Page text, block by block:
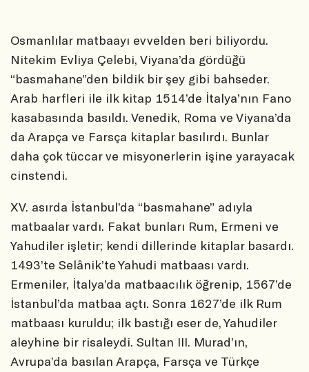
Osmanlılar matbaayı evvelden beri biliyordu.
Nitekim Evliya Çelebi, Viyana’da gördüğü
“basmahane”den bildik bir şey gibi bahseder.
Arab harfleri ile ilk kitap 1514’de İtalya’nın Fano
kasabasında basıldı. Venedik, Roma ve Viyana’da
da Arapça ve Farsça kitaplar basılırdı. Bunlar
daha çok tüccar ve misyonerlerin işine yarayacak
cinstendi.
XV. asırda İstanbul’da “basmahane” adıyla
matbaalar vardı. Fakat bunları Rum, Ermeni ve
Yahudiler işletir; kendi dillerinde kitaplar basardı.
1493’te Selânik’te Yahudi matbaası vardı.
Ermeniler, İtalya’da matbaacılık öğrenip, 1567’de
İstanbul’da matbaa açtı. Sonra 1627’de ilk Rum
matbaası kuruldu; ilk bastığı eser de, Yahudiler
aleyhine bir risaleydi. Sultan III. Murad’ın,
Avrupa’da basılan Arapça, Farsça ve Türkçe